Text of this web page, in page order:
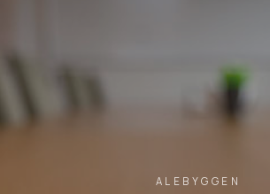
ALEBYGGEN